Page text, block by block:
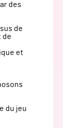
des
de
de
et
du jeu